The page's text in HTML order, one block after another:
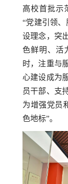
高校首批示
“党建引领
设理念，突
色鲜明、活
时，注重与
心建设成为
员干部、支
为增强党员
色地标”。